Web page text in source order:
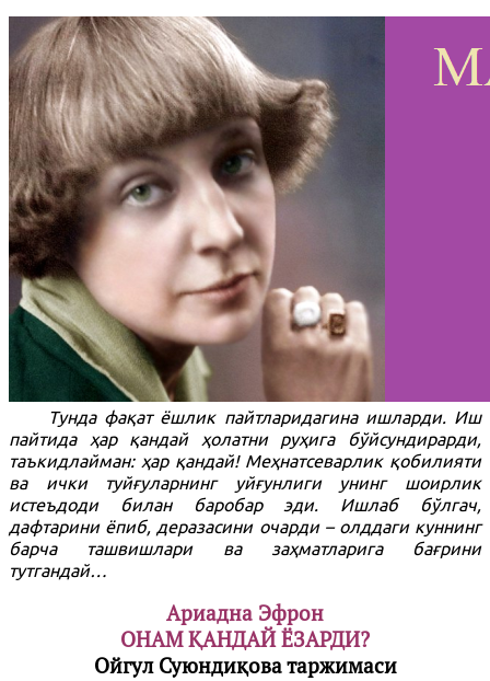
Тунда фақат ёшлик пайтларидагина ишларди. Иш
пайтида ҳар қандай ҳолатни руҳига бўйсундирарди,
таъкидлайман: ҳар қандай! Меҳнатсеварлик қобилияти
ва ички туйғуларнинг уйғунлиги унинг шоирлик
истеъдоди билан баробар эди. Ишлаб бўлгач,
дафтарини ёпиб, деразасини очарди – олддаги куннинг
барча ташвишлари ва заҳматларига бағрини
тутгандай…
Ариадна Эфрон
ОНАМ ҚАНДАЙ ЁЗАРДИ?
Ойгул Суюндиқова таржимаси